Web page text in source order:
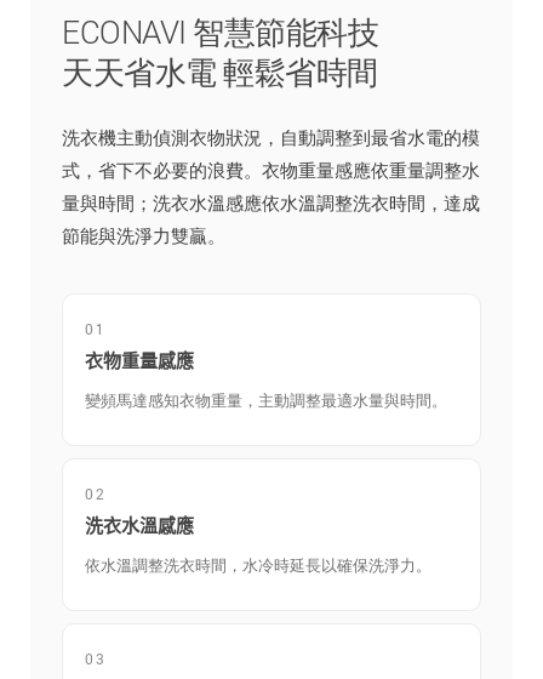
ECONAVI 智慧節能科技
天天省水電 輕鬆省時間
洗衣機主動偵測衣物狀況，自動調整到最省水電的模
式，省下不必要的浪費。衣物重量感應依重量調整水
量與時間；洗衣水溫感應依水溫調整洗衣時間，達成
節能與洗淨力雙贏。
01
衣物重量感應
變頻馬達感知衣物重量，主動調整最適水量與時間。
02
洗衣水溫感應
依水溫調整洗衣時間，水冷時延長以確保洗淨力。
03